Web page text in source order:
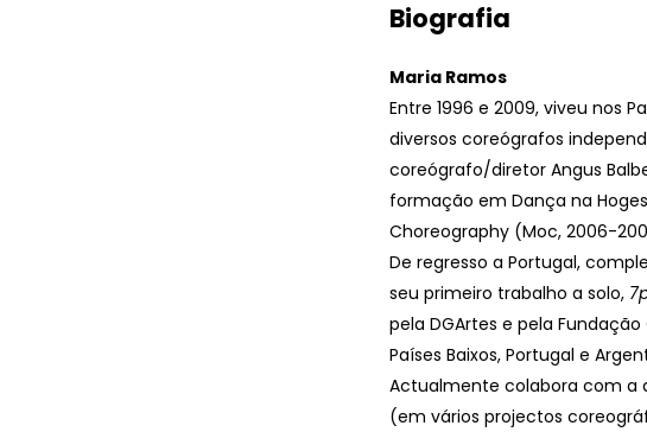
Biografia
Maria Ramos
Entre 1996 e 2009, viveu nos
diversos coreógrafos
coreógrafo/diretor Angus
formação em Dança na
Choreography (Moc, 2006-
De regresso a Portugal,
seu primeiro trabalho a solo,
pela DGArtes e pela
Países Baixos, Portugal e
Actualmente colabora com a
(em vários projectos